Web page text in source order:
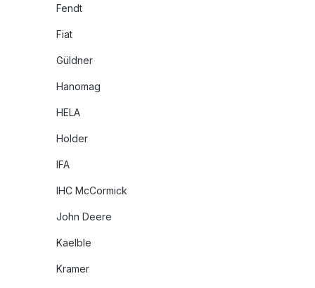
Fendt
Fiat
Güldner
Hanomag
HELA
Holder
IFA
IHC McCormick
John Deere
Kaelble
Kramer